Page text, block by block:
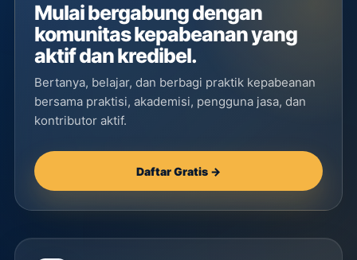
Mulai bergabung dengan
komunitas kepabeanan yang
aktif dan kredibel.
Bertanya, belajar, dan berbagi praktik kepabeanan
bersama praktisi, akademisi, pengguna jasa, dan
kontributor aktif.
Daftar Gratis →